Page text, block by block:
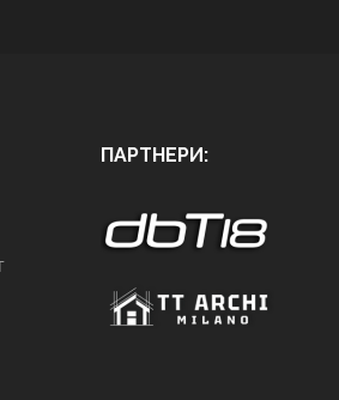
ПАРТНЕРИ: